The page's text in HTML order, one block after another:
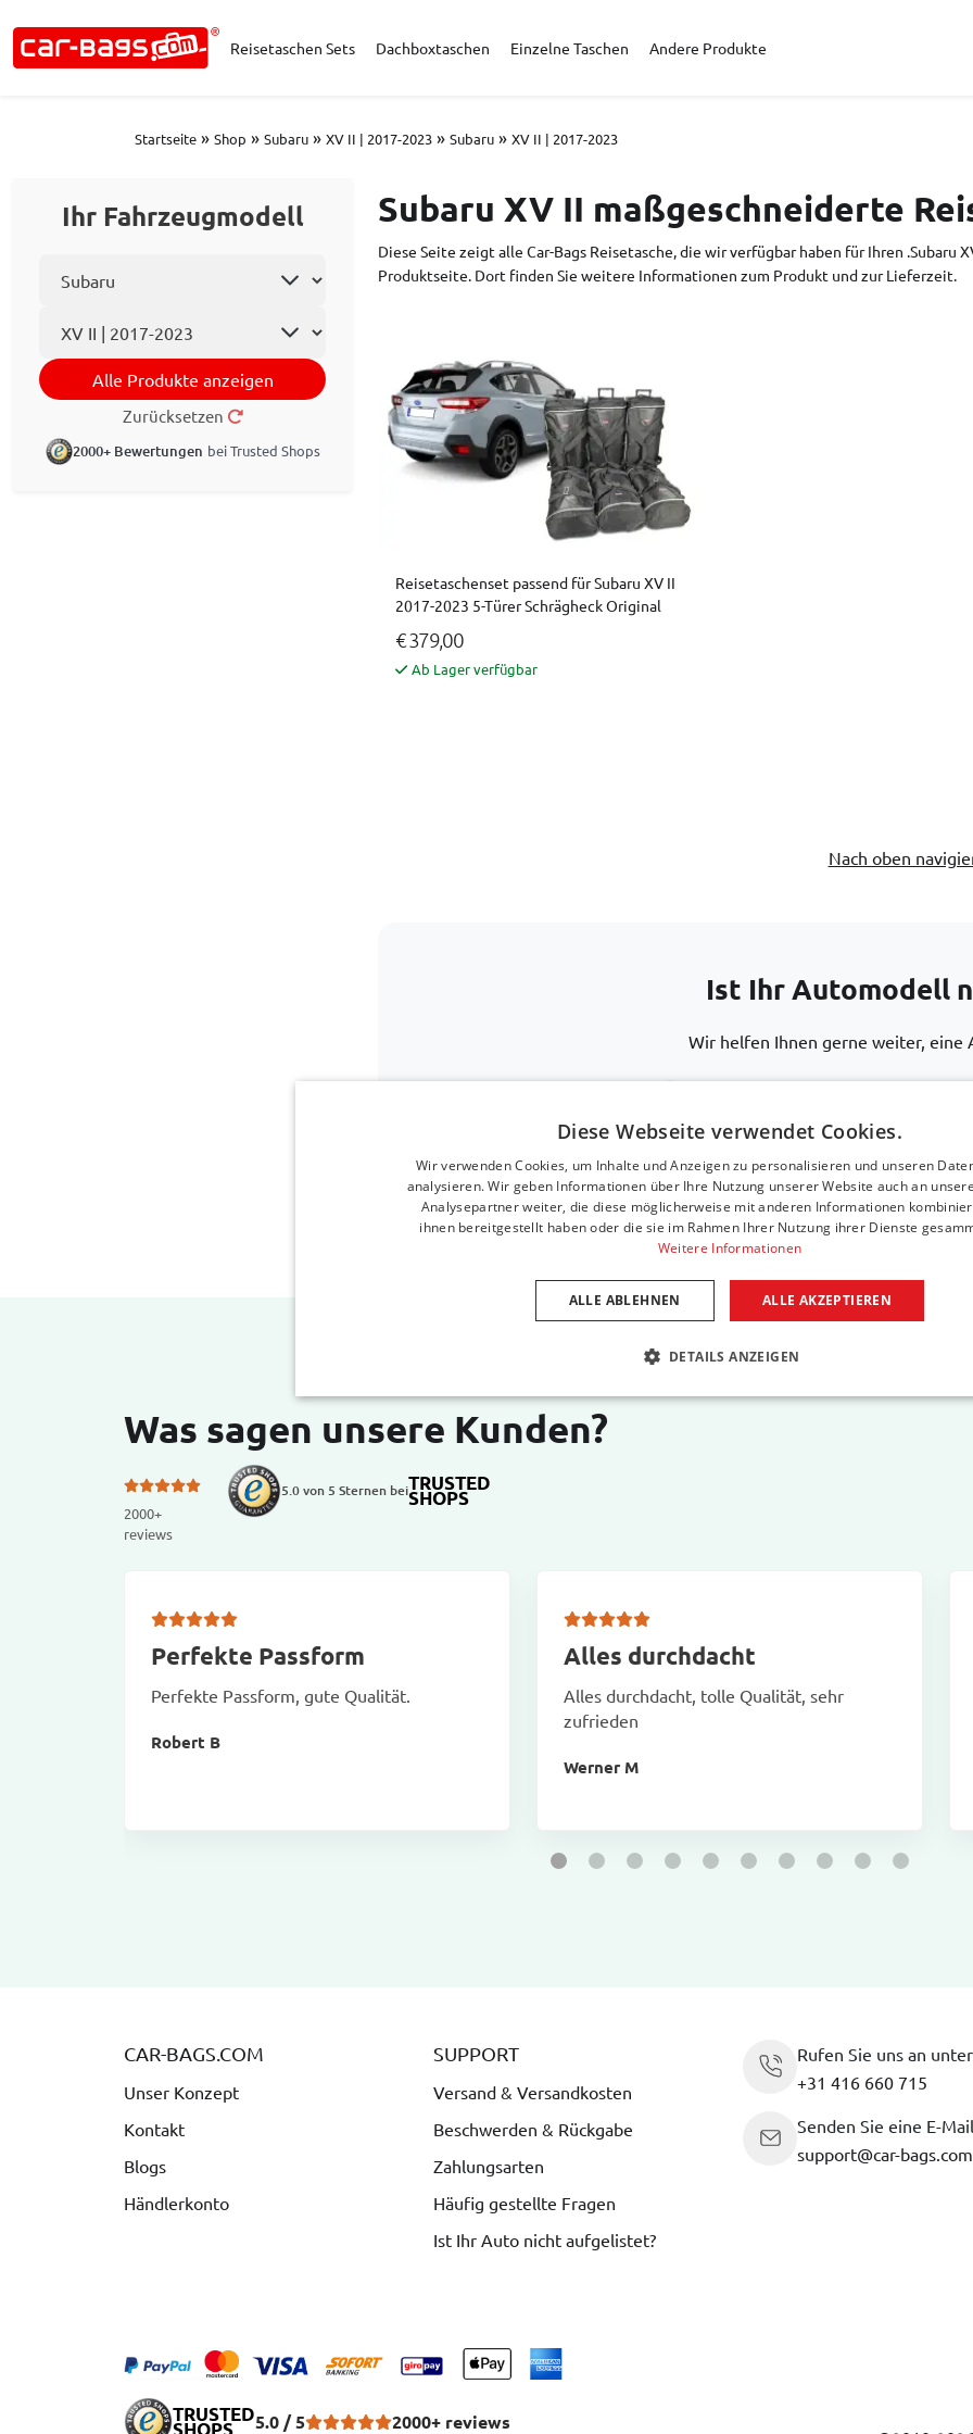
Reisetaschen Sets Dachboxtaschen Einzelne Taschen Andere Produkte
Startseite » Shop » Subaru » XV II | 2017-2023 » Subaru » XV II | 2017-2023
Ihr Fahrzeugmodell
Alle Produkte anzeigen
Zurücksetzen
2000+ Bewertungen bei Trusted Shops
Subaru XV II maßgeschneiderte
Diese Seite zeigt alle Car-Bags Reisetasche, die wir verfügbar haben für Ihren .Subaru
Produktseite. Dort finden Sie weitere Informationen zum Produkt und zur Lieferzeit.
Reisetaschenset passend für Subaru XV II
2017-2023 5-Türer Schrägheck Original
€ 379,00
Ab Lager verfügbar
Nach oben
Ist Ihr Automodell
Wir helfen Ihnen gerne weiter, eine
Senden Sie eine E-Mail
Was sagen unsere Kunden?
2000+
reviews
5.0 von 5 Sternen beiTRUSTED
SHOPS
Perfekte Passform
Perfekte Passform, gute Qualität.
Robert B
Alles durchdacht
Alles durchdacht, tolle Qualität, sehr
zufrieden
Werner M
CAR-BAGS.COM
Unser Konzept
Kontakt
Blogs
Händlerkonto
SUPPORT
Versand & Versandkosten
Beschwerden & Rückgabe
Zahlungsarten
Häufig gestellte Fragen
Ist Ihr Auto nicht aufgelistet?
Rufen Sie uns an unter
+31 416 660 715
Senden Sie eine E-Mail
support@car-bags.com
TRUSTED
SHOPS 5.0 / 5 2000+ reviews
Diese Webseite verwendet Cookies.
Wir verwenden Cookies, um Inhalte und Anzeigen zu personalisieren und unseren
analysieren. Wir geben Informationen über Ihre Nutzung unserer Website auch an
Analysepartner weiter, die diese möglicherweise mit anderen Informationen
ihnen bereitgestellt haben oder die sie im Rahmen Ihrer Nutzung ihrer Dienste
Weitere Informationen
ALLE AKZEPTIEREN
ALLE ABLEHNEN
DETAILS ANZEIGEN